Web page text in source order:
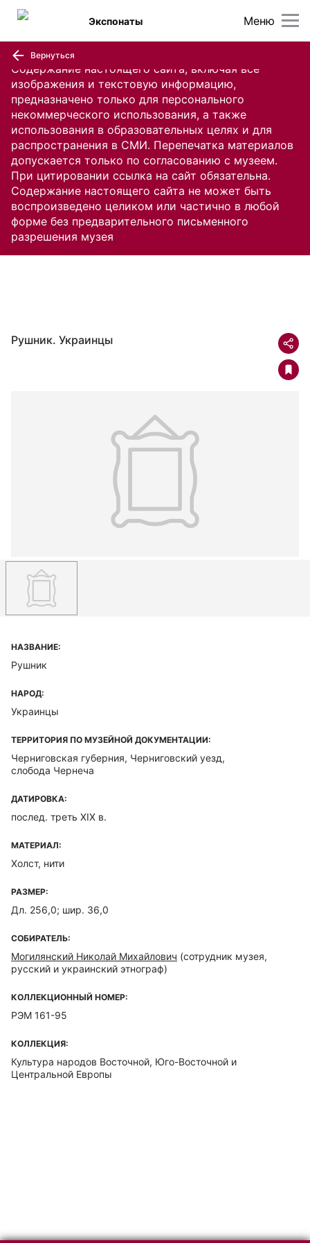
Содержание настоящего сайта, включая все
изображения и текстовую информацию,
предназначено только для персонального
некоммерческого использования, а также
использования в образовательных целях и для
распространения в СМИ. Перепечатка материалов
допускается только по согласованию с музеем.
При цитировании ссылка на сайт обязательна.
Содержание настоящего сайта не может быть
воспроизведено целиком или частично в любой
форме без предварительного письменного
разрешения музея
Меню
Экспонаты
Вернуться
Рушник. Украинцы
НАЗВАНИЕ:
Рушник
НАРОД:
Украинцы
ТЕРРИТОРИЯ ПО МУЗЕЙНОЙ ДОКУМЕНТАЦИИ:
Черниговская губерния, Черниговский уезд,
слобода Чернеча
ДАТИРОВКА:
послед. треть XIX в.
МАТЕРИАЛ:
Холст, нити
РАЗМЕР:
Дл. 256,0; шир. 36,0
СОБИРАТЕЛЬ:
Могилянский Николай Михайлович (сотрудник музея,
русский и украинский этнограф)
КОЛЛЕКЦИОННЫЙ НОМЕР:
РЭМ 161-95
КОЛЛЕКЦИЯ:
Культура народов Восточной, Юго-Восточной и
Центральной Европы